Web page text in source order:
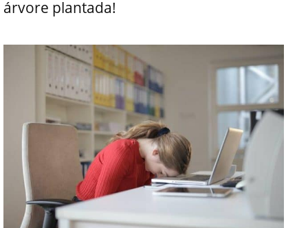
árvore plantada!